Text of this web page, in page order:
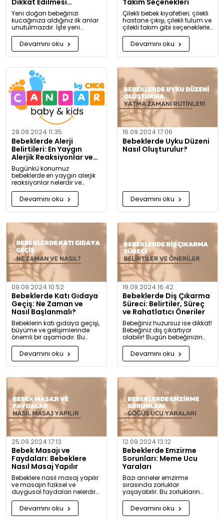
Dikkat Edilmesi
Gerekenler
Yeni doğan bebeğinizi
kucağınıza aldığınız ilk anlar
unutulmazdır. İşte yeni
doğan bebek bakımında
dikkat etmeniz gerekenler:
Devamını oku
Takım Seçenekleri
Çilekli bebek kıyafetleri; çilekli
hastane çıkışı, çilekli tulum ve
çilekli takım gibi seçeneklerle
bebeğinize tatlılık katıyor. Kız
ve erkek bebekler için özel
tasarlanmış, organik
pamuktan üretilmiş şık ve
Devamını oku
28.09.2024 11:35
Bebeklerde Alerji
Belirtileri: En Yaygın
Alerjik Reaksiyonlar ve
Önlemleri
Bugünkü konumuz
bebeklerde en yaygın alerjik
reaksiyonlar nelerdir ve
alerjiye karşı nasıl önlem
alınabilir? Artık alerjiye karşı
daha bilgili olacaksınız!
Devamını oku
16.09.2024 17:06
Bebeklerde Uyku Düzeni
Nasıl Oluşturulur?
Devamını oku
09.09.2024 10:52
Bebeklerde Katı Gıdaya
Geçiş: Ne Zaman ve
Nasıl Başlanmalı?
Bebeklerin katı gıdaya geçişi,
büyüme ve gelişimlerinde
önemli bir aşamadır. Bu
konuda bilmeniz gerekenleri
detaylıca anlattık!
Devamını oku
19.09.2024 16:42
Bebeklerde Diş Çıkarma
Süreci: Belirtiler, Süreç
ve Rahatlatıcı Öneriler
Bebeğiniz huzursuz ise dikkat!
Bebeğiniz diş çıkartıyor
olabilir! Bugün bebeğinizin
diş çıkarma belirtilerini ve sizi
rahatlatacak önerileri
paylaşıyoruz.
Devamını oku
25.09.2024 17:13
Bebek Masajı ve
Faydaları: Bebeklere
Nasıl Masaj Yapılır
Bebeklere nasıl masaj yapılır
ve masajın fiziksel ve
duygusal faydaları nelerdir?
Neden bugüne kadar masaj
yapmadığınıza pişman
olacaksınız!
Devamını oku
12.09.2024 13:12
Bebeklerde Emzirme
Sorunları: Meme Ucu
Yaraları
Bazı anneler emzirme
sırasında zorluklar
yaşayabilir. Bu zorlukların
başında meme ucu yaraları
ve emzirme sırasında
hissedilen acı gelir.
Devamını oku